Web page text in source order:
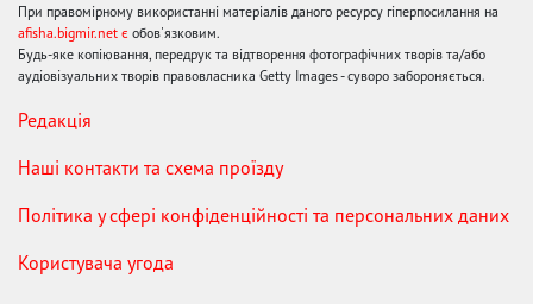
При правомірному використанні матеріалів даного ресурсу гіперпосилання на
afisha.bigmir.net є обов'язковим.
Будь-яке копіювання, передрук та відтворення фотографічних творів та/або
аудіовізуальних творів правовласника Getty Images - суворо забороняється.
Редакція
Наші контакти та схема проїзду
Політика у сфері конфіденційності та персональних даних
Користувача угода